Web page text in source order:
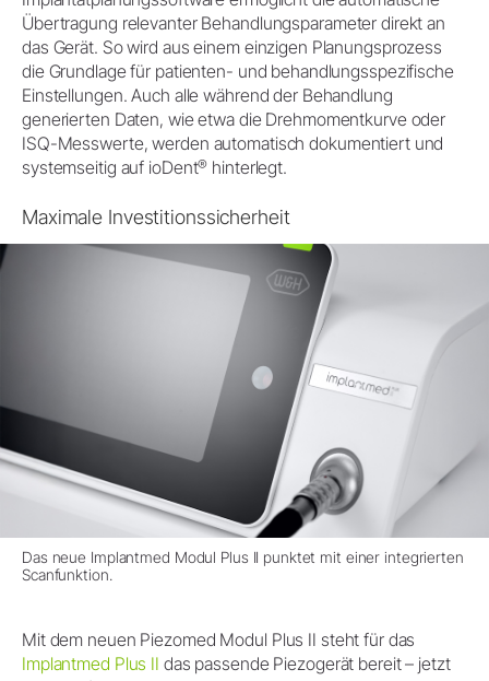
Übertragung relevanter Behandlungsparameter direkt an
das Gerät. So wird aus einem einzigen Planungsprozess
die Grundlage für patienten- und behandlungsspezifische
Einstellungen. Auch alle während der Behandlung
generierten Daten, wie etwa die Drehmomentkurve oder
ISQ-Messwerte, werden automatisch dokumentiert und
systemseitig auf ioDent® hinterlegt.
Maximale Investitionssicherheit
Das neue Implantmed Modul Plus II punktet mit einer integrierten
Scanfunktion.
Mit dem neuen Piezomed Modul Plus II steht für das
Implantmed Plus II das passende Piezogerät bereit – jetzt